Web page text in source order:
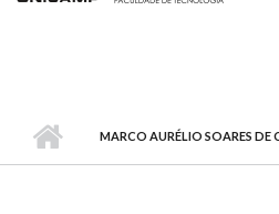
MARCO AURÉLIO SOARES DE